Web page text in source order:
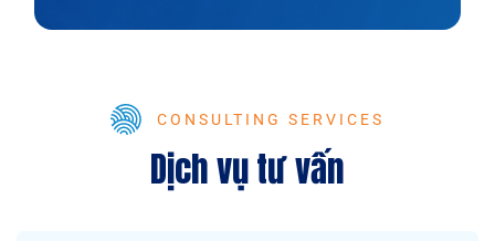
CONSULTING SERVICES
Dịch vụ tư vấn